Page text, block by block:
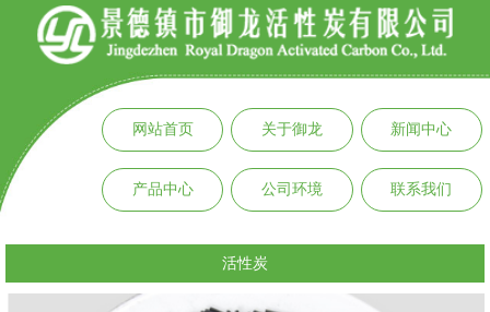
网站首页 关于御龙 新闻中心
产品中心 公司环境 联系我们
活性炭